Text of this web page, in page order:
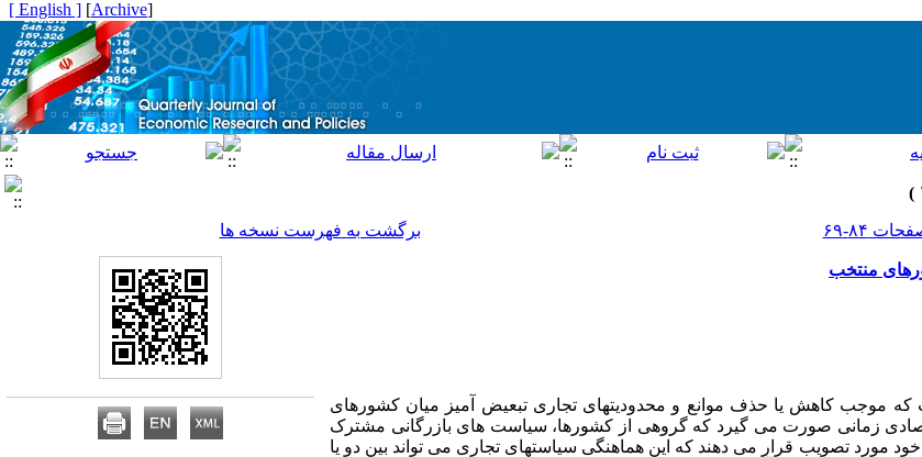
[
Archive
]
[ English ]
برگشت به فهرست نسخه ها
منتخب
موجب کاهش یا حذف موانع و محدودیتهای تجاری تبعیض آمیز میان کشورهای
زمانی صورت می گیرد که گروهی از کشورها، سیاست های بازرگانی مشترک
مورد تصویب قرار می دهند که این هماهنگی سیاستهای تجاری می تواند بین دو یا